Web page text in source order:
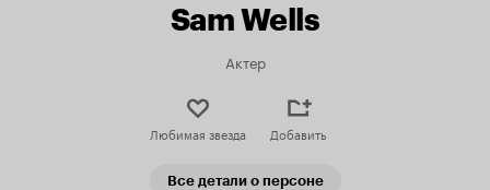
Sam Wells
Актер
Любимая звезда Добавить
Все детали о персоне